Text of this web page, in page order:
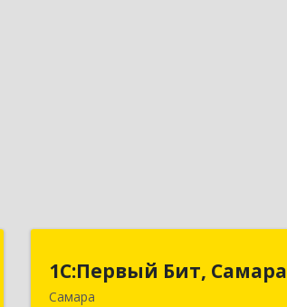
1С:Первый Бит, Самара
Самара
1С:Первый Бит,
443013, Самарская обл,